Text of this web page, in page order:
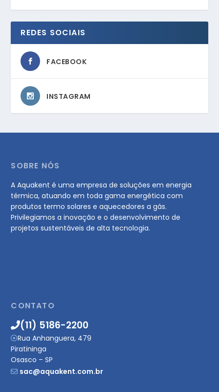
REDES SOCIAIS
FACEBOOK
INSTAGRAM
SOBRE NÓS
A Aquakent é uma empresa de soluções em energia
térmica, atuando em toda gama energética com
produtos termo solares e aquecedores a gás.
Privilegiamos a inovação e o desenvolvimento de
projetos sustentáveis de alta tecnologia.
CONTATO
(11) 5186-2200
Rua Anhanguera, 479
Piratininga
Osasco – SP
sac@aquakent.com.br